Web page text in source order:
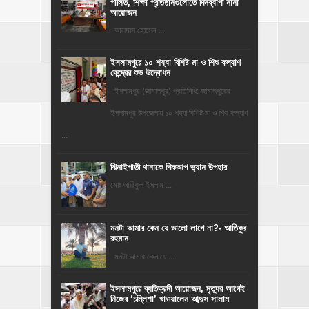
পালিত, শিক্ষা প্রতিষ্ঠানগুলোতে দিনব্যাপী নানা
আয়োজন
‎​আলমাস হোসেন ...
ইসলামপুরে ১০ শয্যা বিশিষ্ট মা ও শিশু কল্যাণ
কেন্দ্রের শুভ উদ্বোধন
ইসলামপুর (জামালপুর) প্রতিনিধি: জামালপুরের
ইসলামপুর উপজেলায় ১০ শয্যা বিশিষ্ট মা ও শিশু কল্যাণ
ঝিনাইগাতী থানাকে পিকআপ ভ্যান উপহার
মোঃ আরিফুল ইসলাম ...
মনটা আমার কেন যে ভালো লাগে না?- আতিকুর
রহমান
মনটা আমার কেন যে ...
‎ইসলামপুরে ব্যতিক্রমী আয়োজন, মৃত্যুর আগেই
নিজের ‘চল্লিশা’ খাওয়ালেন আব্দুস সালাম